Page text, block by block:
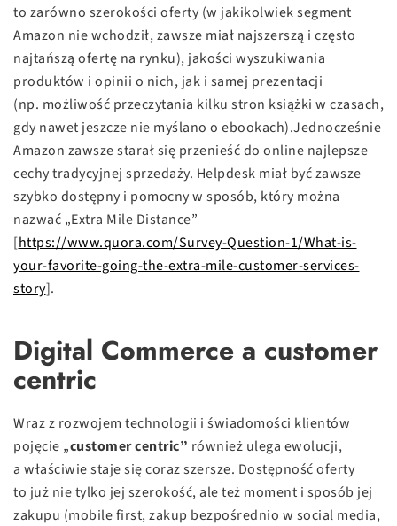
to zarówno szerokości oferty (w jakikolwiek segment
Amazon nie wchodził, zawsze miał najszerszą i często
najtańszą ofertę na rynku), jakości wyszukiwania
produktów i opinii o nich, jak i samej prezentacji
(np. możliwość przeczytania kilku stron książki w czasach,
gdy nawet jeszcze nie myślano o ebookach).Jednocześnie
Amazon zawsze starał się przenieść do online najlepsze
cechy tradycyjnej sprzedaży. Helpdesk miał być zawsze
szybko dostępny i pomocny w sposób, który można
nazwać „Extra Mile Distance”
[https://www.quora.com/Survey-Question-1/What-is-
your-favorite-going-the-extra-mile-customer-services-
story].
Digital Commerce a customer
centric
Wraz z rozwojem technologii i świadomości klientów
pojęcie „customer centric” również ulega ewolucji,
a właściwie staje się coraz szersze. Dostępność oferty
to już nie tylko jej szerokość, ale też moment i sposób jej
zakupu (mobile first, zakup bezpośrednio w social media,